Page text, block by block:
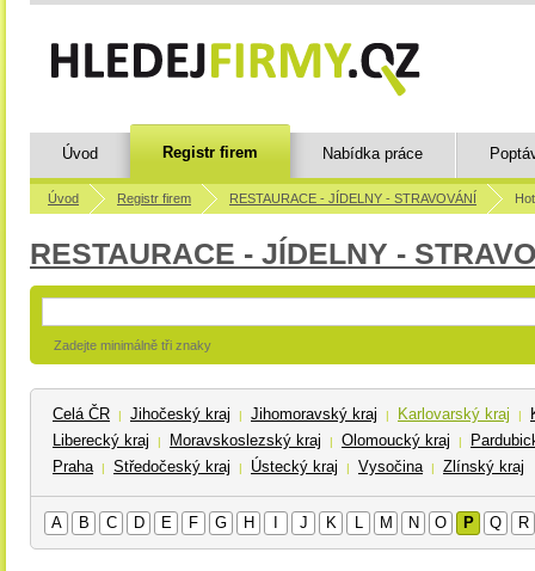
Úvod Registr firem Nabídka práce
Úvod Registr firem RESTAURACE - JÍDELNY - STRAVOVÁNÍ
RESTAURACE - JÍDELNY -
Zadejte minimálně tři znaky
Celá ČR | Jihočeský kraj | Jihomoravský kraj | Karlovarský kraj |
Liberecký kraj
| Moravskoslezský kraj | Olomoucký kraj |
Praha
| Středočeský kraj | Ústecký kraj | Vysočina | Zlínský kraj
A B C D E F G H J K L M N O P Q R